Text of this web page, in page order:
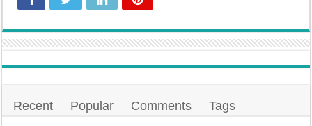
Recent Popular Comments Tags